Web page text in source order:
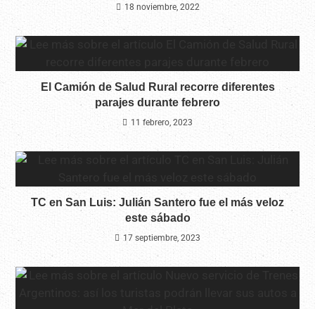
18 noviembre, 2022
El Camión de Salud Rural recorre diferentes
parajes durante febrero
11 febrero, 2023
TC en San Luis: Julián Santero fue el más veloz
este sábado
17 septiembre, 2023